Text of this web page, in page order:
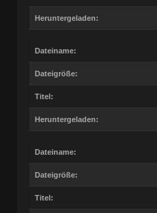
Heruntergeladen:
Dateiname:
Dateigröße:
Titel:
Heruntergeladen:
Dateiname:
Dateigröße:
Titel: